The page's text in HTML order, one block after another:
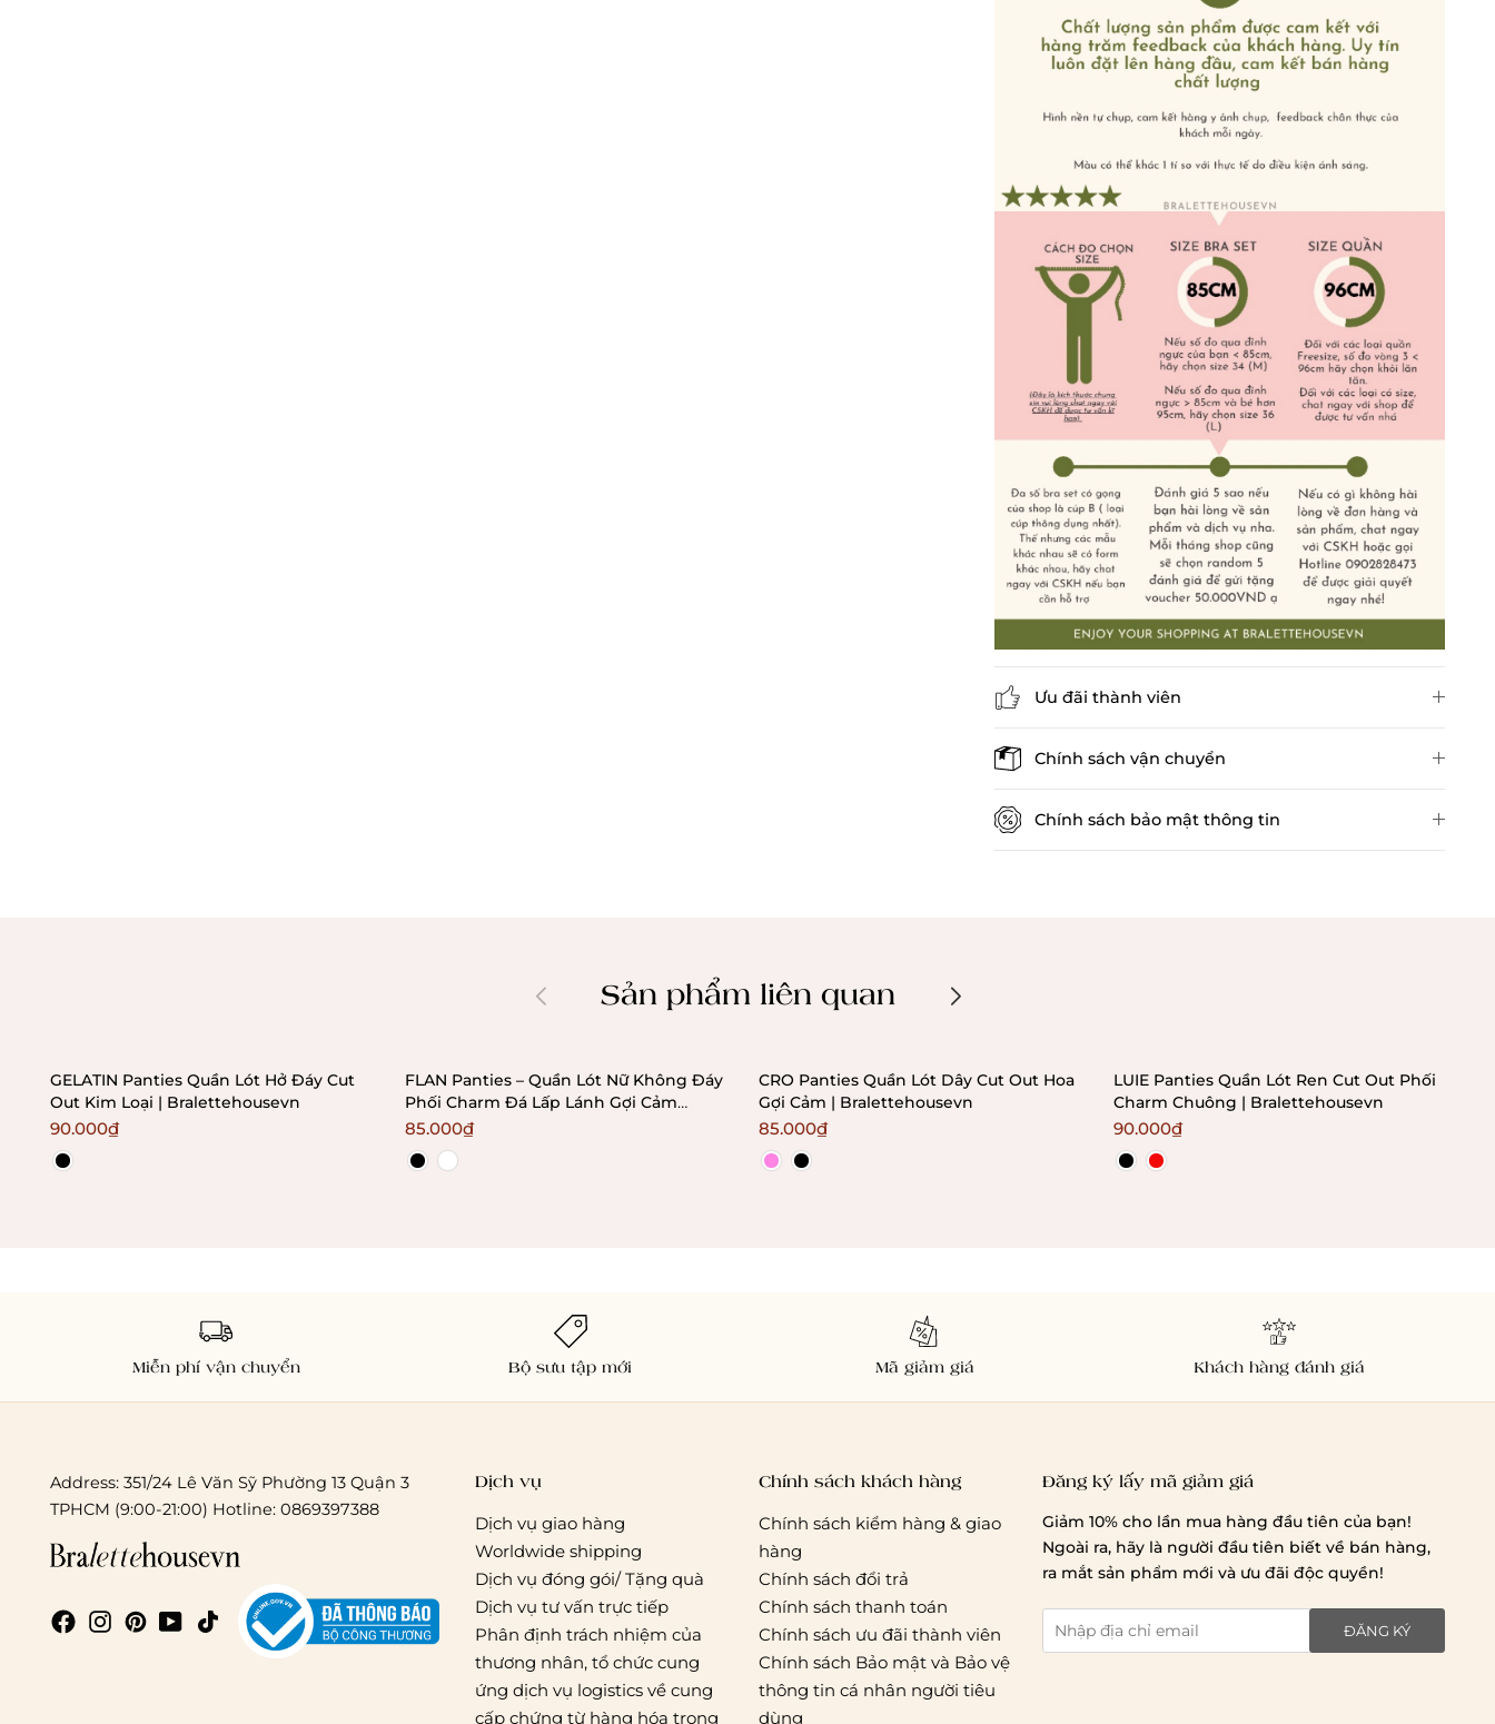
Ưu đãi thành viên
Chính sách vận chuyển
Chi phí giao hàng
Chính sách bảo mật thông tin
Sản phẩm liên quan
GELATIN Panties Quần Lót Hở Đáy Cut
Out Kim Loại | Bralettehousevn
90.000₫
FLAN Panties – Quần Lót Nữ Không Đáy
Phối Charm Đá Lấp Lánh Gợi Cảm
Bralettehousevn
85.000₫
CRO Panties Quần Lót Dây Cut Out Hoa
Gợi Cảm | Bralettehousevn
85.000₫
LUIE Panties Quần Lót Ren Cut Out Phối
Charm Chuông | Bralettehousevn
90.000₫
Miễn phí vận chuyển Bộ sưu tập mới Mã giảm giá Khách hàng đánh giá
Address: 351/24 Lê Văn Sỹ Phường 13 Quận 3
TPHCM (9:00-21:00) Hotline: 0869397388
Dịch vụ
Dịch vụ giao hàng
Worldwide shipping
Dịch vụ đóng gói/ Tặng quà
Dịch vụ tư vấn trực tiếp
Phân định trách nhiệm của
thương nhân, tổ chức cung
ứng dịch vụ logistics về cung
cấp chứng từ hàng hóa trong
Chính sách khách hàng
Chính sách kiểm hàng & giao
hàng
Chính sách đổi trả
Chính sách thanh toán
Chính sách ưu đãi thành viên
Chính sách Bảo mật và Bảo vệ
thông tin cá nhân người tiêu
dùng
Đăng ký lấy mã giảm giá
Giảm 10% cho lần mua hàng đầu tiên của bạn!
Ngoài ra, hãy là người đầu tiên biết về bán hàng,
ra mắt sản phẩm mới và ưu đãi độc quyền!
ĐĂNG KÝ